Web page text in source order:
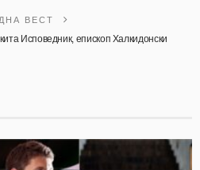
ВЕСТ
Исповедник, епископ Халкидонски